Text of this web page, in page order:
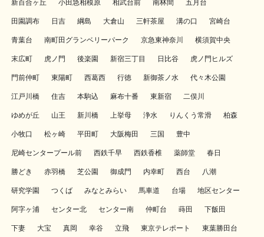
新百合ヶ丘 小田急相模原 相武台前 南林間 五月台
田園調布 日吉 綱島 大倉山 三軒茶屋 溝の口 宮崎台
青葉台 南町田グランベリーパーク 京急東神奈川 横須賀中央
末広町 虎ノ門 後楽園 新宿三丁目 日比谷 虎ノ門ヒルズ
門前仲町 東陽町 西葛西 行徳 新御茶ノ水 代々木公園
江戸川橋 住吉 本駒込 麻布十番 東新宿 二俣川
ゆめが丘 山王 新川橋 上挙母 浄水 りんくう常滑 柏森
小牧口 松ヶ崎 平田町 大阪梅田 三国 豊中
尼崎センタープール前 西鉄千早 西鉄香椎 薬師堂 春日
勝どき 赤羽橋 芝公園 御成門 内幸町 西台 八潮
研究学園 つくば みなとみらい 馬車道 台場 地区センター
阿字ヶ浦 センター北 センター南 仲町台 蒔田 下飯田
下妻 大宝 真岡 幸谷 立飛 東京テレポート 東葉勝田台